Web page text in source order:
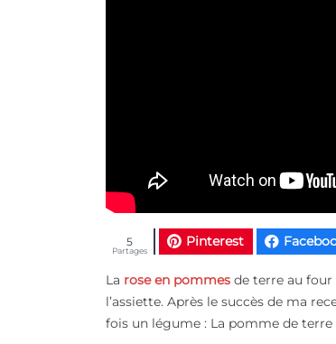
Pinterest
Partages
5
La rose en pommes de terre au four
l’assiette. Après le succès de ma
fois un légume : La pomme de